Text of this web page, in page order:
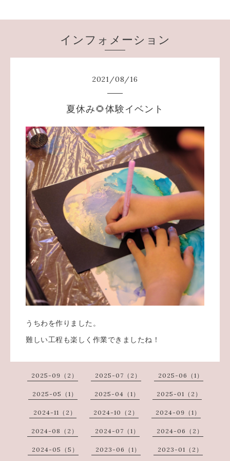
インフォメーション
2021/08/16
夏休み🌻体験イベント
うちわを作りました。
難しい工程も楽しく作業できましたね！
2025-09（2） 2025-07（2） 2025-06（1）
2025-05（1） 2025-04（1） 2025-01（2）
2024-11（2） 2024-10（2） 2024-09（1）
2024-08（2） 2024-07（1） 2024-06（2）
2024-05（5） 2023-06（1） 2023-01（2）